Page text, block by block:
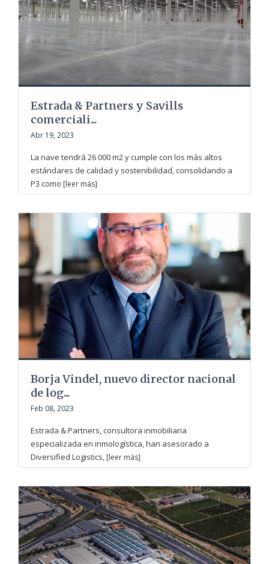
Estrada & Partners y Savills
comerciali...
Abr 19, 2023
La nave tendrá 26 000 m2 y cumple con los más altos
estándares de calidad y sostenibilidad, consolidando a
P3 como [leer más]
Borja Vindel, nuevo director nacional
de log...
Feb 08, 2023
Estrada & Partners, consultora inmobiliaria
especializada en inmologística, han asesorado a
Diversified Logistics, [leer más]